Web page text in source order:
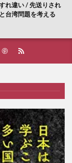
れ違い / 先送りされ
台湾問題を考える